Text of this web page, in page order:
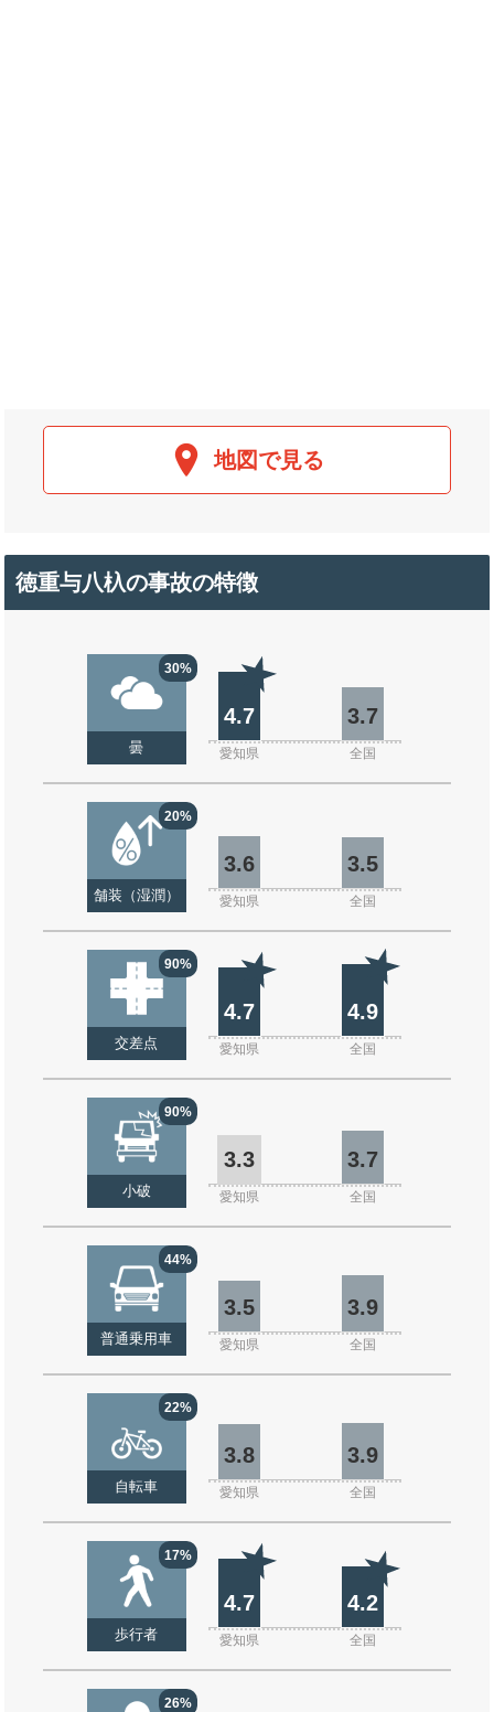
地図で見る
徳重与八杁の事故の特徴
30%
曇
4.7 3.7
愛知県 全国
20%
舗装（湿潤）
3.6 3.5
愛知県 全国
90%
交差点
4.7 4.9
愛知県 全国
90%
小破
3.3 3.7
愛知県 全国
44%
普通乗用車
3.5 3.9
愛知県 全国
22%
自転車
3.8 3.9
愛知県 全国
17%
歩行者
4.7 4.2
愛知県 全国
26%